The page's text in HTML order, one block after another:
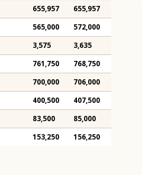
655,957 655,957
565,000 572,000
3,575 3,635
761,750 768,750
700,000 706,000
400,500 407,500
83,500 85,000
153,250 156,250